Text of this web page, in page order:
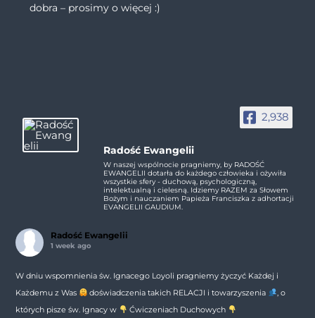
dobra – prosimy o więcej :)
2,938
Radość Ewangelii
W naszej wspólnocie pragniemy, by RADOŚĆ
EWANGELII dotarła do każdego człowieka i ożywiła
wszystkie sfery - duchową, psychologiczną,
intelektualną i cielesną. Idziemy RAZEM za Słowem
Bożym i nauczaniem Papieża Franciszka z adhortacji
EVANGELII GAUDIUM.
Radość Ewangelii
1 week ago
W dniu wspomnienia św. Ignacego Loyoli pragniemy życzyć Każdej i
Każdemu z Was
doświadczenia takich RELACJI i towarzyszenia
, o
których pisze św. Ignacy w
Ćwiczeniach Duchowych